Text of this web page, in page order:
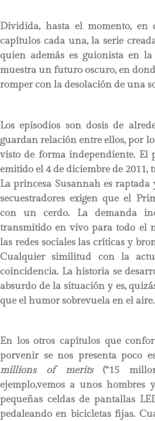
Dividida, hasta el momento, en
capítulos cada una, la serie
quien además es guionista en
muestra un futuro oscuro, en
romper con la desolación de una
Los episodios son dosis de
guardan relación entre ellos, por
visto de forma independiente. El
emitido el 4 de diciembre de 2011,
La princesa Susannah es
secuestradores exigen que el
con un cerdo. La demanda
transmitido en vivo para todo el
las redes sociales las críticas y
Cualquier similitud con la
coincidencia. La historia se
absurdo de la situación y es,
que el humor sobrevuela en el aire.
En los otros capítulos que
porvenir se nos presenta poco
millions of merits(“15
ejemplo,vemos a unos hombres
pequeñas celdas de pantallas
pedaleando en bicicletas fijas.